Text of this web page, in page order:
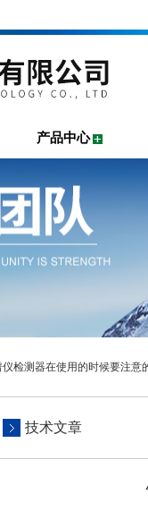
产品中心
检测器在使用的时候要注意
技术文章